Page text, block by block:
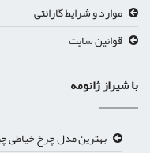
موارد و شرایط گارانتی
قوانین سایت
شیراز ژانومه
بهترین مدل چرخ خیاطی چیه؟